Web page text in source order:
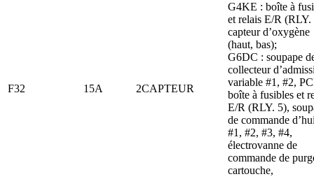
F32 15A 2CAPTEUR
G4KE : boîte à
et relais E/R (RLY.
capteur d’oxygène
(haut, bas);
G6DC : soupape
collecteur
variable #1, #2,
boîte à fusibles et
E/R (RLY. 5),
de commande
#1, #2, #3, #4,
électrovanne de
commande de
cartouche,